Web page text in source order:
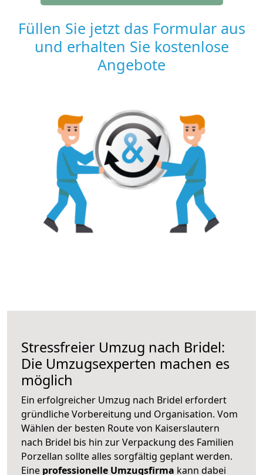
Füllen Sie jetzt das Formular aus
und erhalten Sie kostenlose
Angebote
Stressfreier Umzug nach Bridel:
Die Umzugsexperten machen es
möglich
Ein erfolgreicher Umzug nach Bridel erfordert
gründliche Vorbereitung und Organisation. Vom
Wählen der besten Route von Kaiserslautern
nach Bridel bis hin zur Verpackung des Familien
Porzellan sollte alles sorgfältig geplant werden.
Eine professionelle Umzugsfirma kann dabei